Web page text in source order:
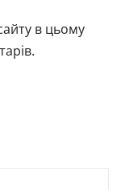
в цьому